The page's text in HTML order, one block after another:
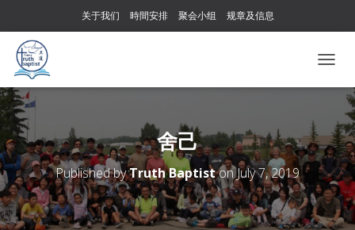
关于我们 時間安排 聚会小组 规章及信息
O
E
N
A
V
I
G
舍己
Published byTruth BaptistonJuly 7, 2019